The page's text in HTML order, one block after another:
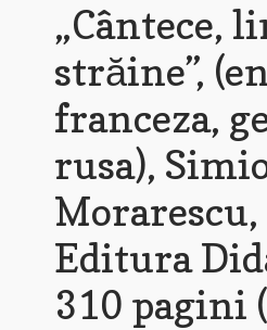
„Cântece,
străine”,
franceza,
rusa),
Morarescu,
Editura
310 pagini